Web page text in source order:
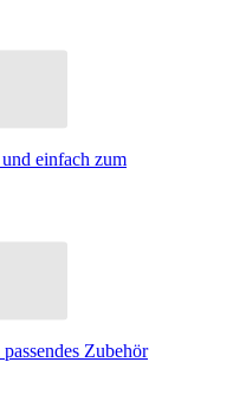
einfach zum
Zubehör